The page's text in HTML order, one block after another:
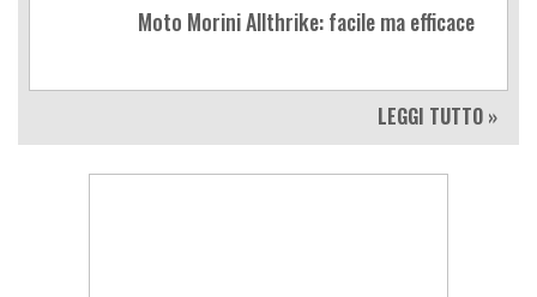
Moto Morini Allthrike: facile ma efficace
LEGGI TUTTO »